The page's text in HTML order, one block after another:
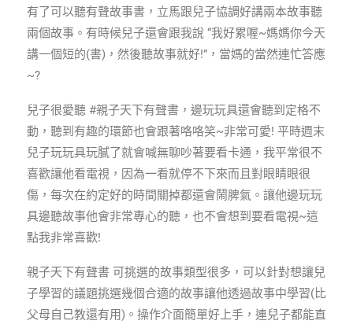
有了可以聽有聲故事書，立馬跟兒子協調好講兩本故事聽
兩個故事。有時候兒子還會跟我說 “我好累喔~媽媽你今天
講一個短的(書)，然後聽故事就好!”，當媽的當然連忙答應
~?
兒子很愛聽 #親子天下有聲書，邊玩玩具還會聽到定格不
動，聽到有趣的環節也會跟著咯咯笑~非常可愛! 平時週末
兒子玩玩具玩膩了就會喊無聊吵著要看卡通，我平常很不
喜歡讓他看電視，因為一看就停不下來而且對眼睛眼很
傷，每次在約定好的時間關掉都還會鬧脾氣。讓他邊玩玩
具邊聽故事他會非常專心的聽，也不會想到要看電視~這
點我非常喜歡!
親子天下有聲書 可挑選的故事類型很多，可以針對想讓兒
子學習的議題挑選幾個合適的故事讓他透過故事中學習(比
父母自己教還有用)。操作介面簡單好上手，連兒子都能直